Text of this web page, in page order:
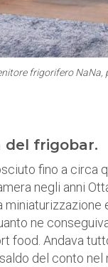
frigorifero NaNa,
del frigobar.
fino a circa
negli anni
miniaturizzazione
ne
food. Andava
del conto